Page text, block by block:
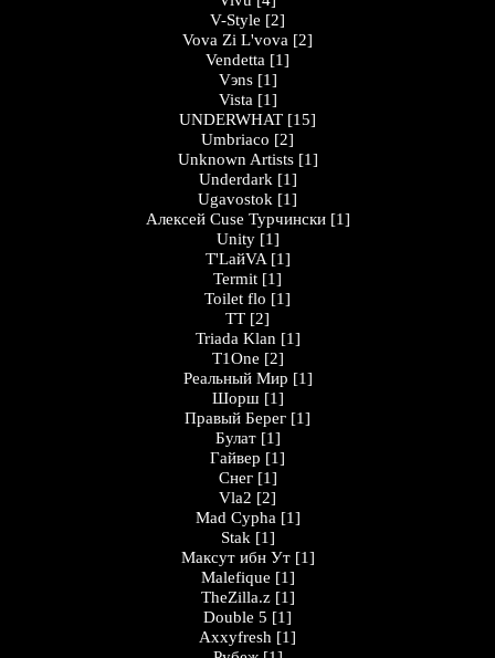
V-Style [2]
Vova Zi L'vova [2]
Vendetta [1]
Vэns [1]
Vista [1]
UNDERWHAT [15]
Umbriaco [2]
Unknown Artists [1]
Underdark [1]
Ugavostok [1]
Алексей Cuse Турчински [1]
Unity [1]
T'LайVA [1]
Termit [1]
Toilet flo [1]
TT [2]
Triada Klan [1]
T1One [2]
Peaльный Миp [1]
Шорш [1]
Правый Берег [1]
Булат [1]
Гайвер [1]
Снег [1]
Vla2 [2]
Mad Cypha [1]
Stak [1]
Максут ибн Ут [1]
Malefique [1]
TheZilla.z [1]
Double 5 [1]
Axxyfresh [1]